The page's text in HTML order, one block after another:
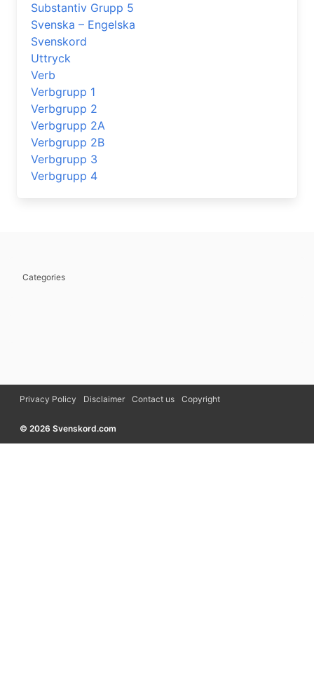
Substantiv Grupp 5
Svenska – Engelska
Svenskord
Uttryck
Verb
Verbgrupp 1
Verbgrupp 2
Verbgrupp 2A
Verbgrupp 2B
Verbgrupp 3
Verbgrupp 4
Categories
Privacy Policy Disclaimer Contact us Copyright
© 2026 Svenskord.com